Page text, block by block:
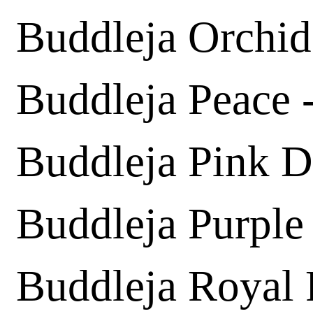
Buddleja
Buddleja Peace
Buddleja Pink
Buddleja
Buddleja Royal